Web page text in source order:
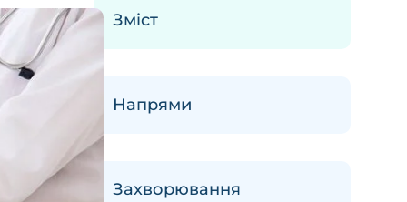
Зміст
Напрями
Захворювання